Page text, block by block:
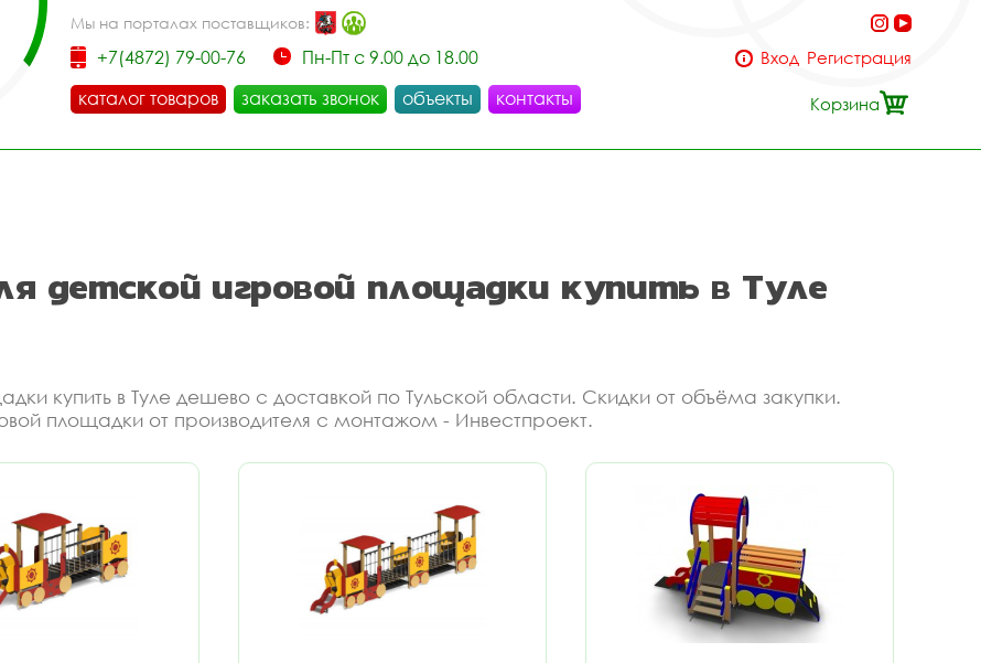
Мы на порталах поставщиков:
+7(4872) 79-00-76
Пн-Пт с 9.00 до 18.00
каталог товаров
заказать звонок объекты контакты
Вход Регистрация
Корзина
детской игровой площадки купить в Туле
купить в Туле дешево с доставкой по Тульской области. Скидки от объёма закупки.
площадки от производителя с монтажом - Инвестпроект.